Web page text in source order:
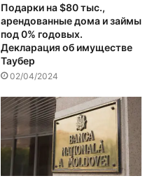
Подарки на $80 тыс.,
арендованные дома и займы
под 0% годовых.
Декларация об имуществе
Таубер
02/04/2024